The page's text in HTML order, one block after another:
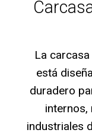
La
está
duradero
internos,
industriales